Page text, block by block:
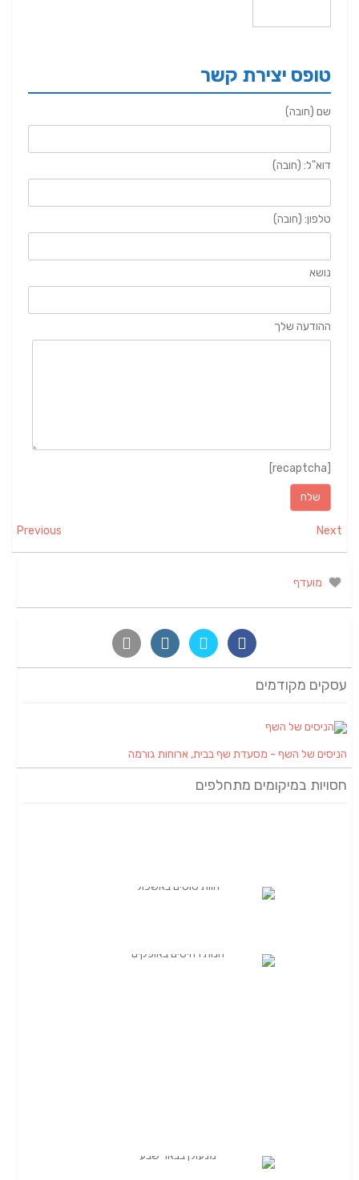
טופס יצירת קשר
שם (חובה)
דוא"ל: (חובה)
טלפון: (חובה)
נושא
ההודעה שלך
Previous Next
מועדף
עסקים מקודמים
הניסים של השף - מסעדת שף בבית, ארוחות גורמה
חסויות במיקומים מתחלפים